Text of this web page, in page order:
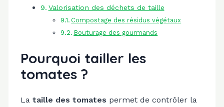
Valorisation des déchets de taille
Compostage des résidus végétaux
Bouturage des gourmands
Pourquoi tailler les
tomates ?
La taille des tomates permet de contrôler la